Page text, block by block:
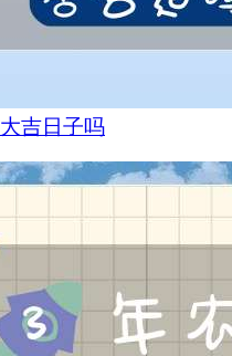
吉日子吗